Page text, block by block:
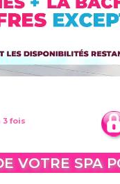
3 fois
VOTRE SPA